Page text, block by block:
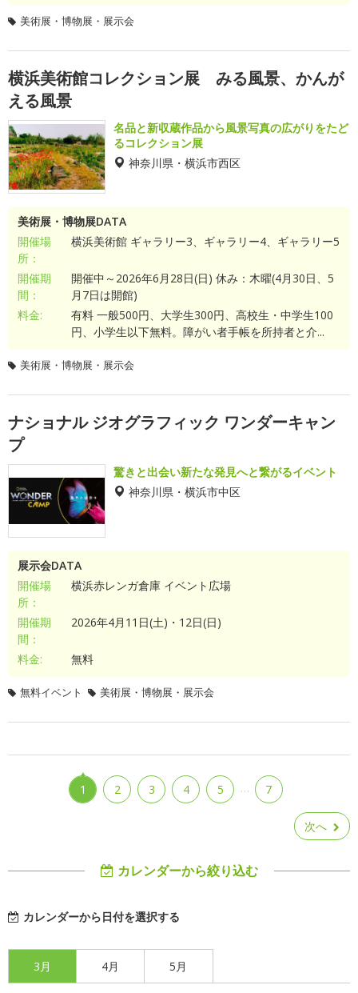
美術展・博物展・展示会
横浜美術館コレクション展 みる風景、かんが
える風景
名品と新収蔵作品から風景写真の広がりをたど
るコレクション展
神奈川県・横浜市西区
美術展・博物展DATA
開催場
所：
横浜美術館 ギャラリー3、ギャラリー4、ギャラリー5
開催期
間：
開催中～2026年6月28日(日) 休み：木曜(4月30日、5
月7日は開館)
料金:
有料 一般500円、大学生300円、高校生・中学生100
円、小学生以下無料。障がい者手帳を所持者と介...
美術展・博物展・展示会
ナショナル ジオグラフィック ワンダーキャン
プ
驚きと出会い新たな発見へと繋がるイベント
神奈川県・横浜市中区
展示会DATA
開催場
所：
横浜赤レンガ倉庫 イベント広場
開催期
間：
2026年4月11日(土)・12日(日)
料金: 無料
無料イベント 美術展・博物展・展示会
1 2 3 4 5 … 7
次へ
カレンダーから絞り込む
カレンダーから日付を選択する
3月 4月 5月